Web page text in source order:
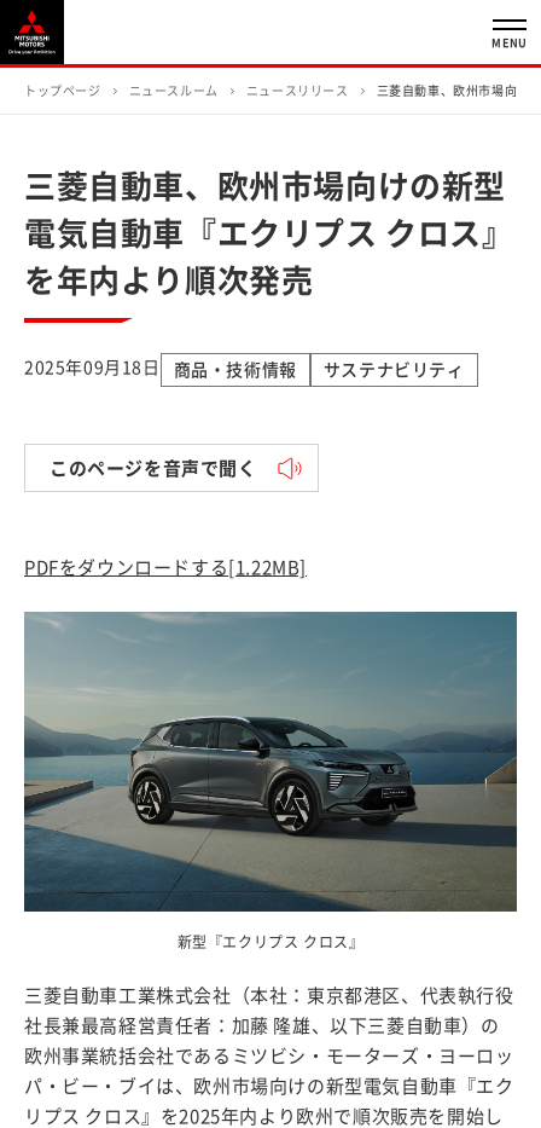
MENU
トップページ ニュースルーム ニュースリリース 三菱自動車、欧州市場向け
三菱自動車、欧州市場向けの新型
電気自動車『エクリプス クロス』
を年内より順次発売
2025年09月18日 商品・技術情報 サステナビリティ
このページを音声で聞く
PDFをダウンロードする [1.22MB]
新型『エクリプス クロス』
三菱自動車工業株式会社（本社：東京都港区、代表執行役
社長兼最高経営責任者：加藤 隆雄、以下三菱自動車）の
欧州事業統括会社であるミツビシ・モーターズ・ヨーロッ
パ・ビー・ブイは、欧州市場向けの新型電気自動車『エク
リプス クロス』を2025年内より欧州で順次販売を開始し